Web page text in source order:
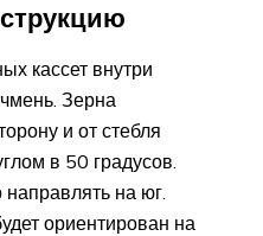
кассет внутри
Зерна
и от стебля
в 50 градусов.
на юг.
ориентирован на